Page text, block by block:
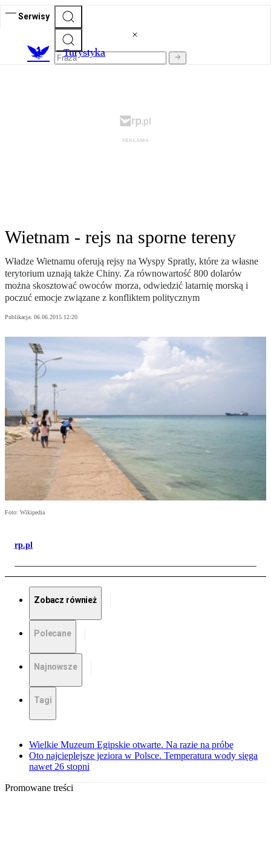
Serwisy
Turystyka
Wietnam - rejs na sporne tereny
Władze Wietnamu oferują rejsy na Wyspy Spratly, które za własne
terytorium uznają także Chiny. Za równowartość 800 dolarów
można skosztować owoców morza, odwiedzić latarnię morską i
poczuć emocje związane z konfliktem politycznym
Publikacja: 06.06.2015 12:20
Foto: Wikipedia
rp.pl
Zobacz również
Polecane
Najnowsze
Tagi
Wielkie Muzeum Egipskie otwarte. Na razie na próbę
Oto najcieplejsze jeziora w Polsce. Temperatura wody sięga
nawet 26 stopni
Promowane treści